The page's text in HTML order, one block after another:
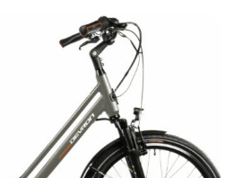
e